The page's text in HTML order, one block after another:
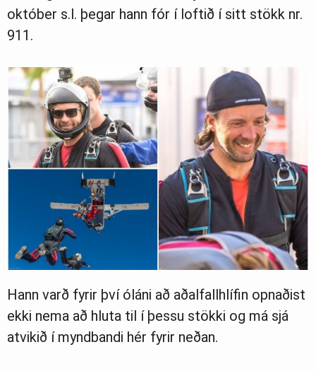
október s.l. þegar hann fór í loftið í sitt stökk nr.
911.
Hann varð fyrir því óláni að aðalfallhlífin opnaðist
ekki nema að hluta til í þessu stökki og má sjá
atvikið í myndbandi hér fyrir neðan.